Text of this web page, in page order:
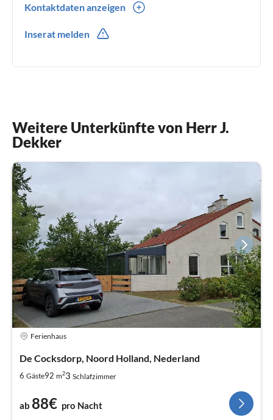
Kontaktdaten anzeigen
Inserat melden
Weitere Unterkünfte von Herr J.
Dekker
Ferienhaus
De Cocksdorp, Noord Holland, Nederland
6 Gäste92 m23 Schlafzimmer
ab 88€ pro Nacht